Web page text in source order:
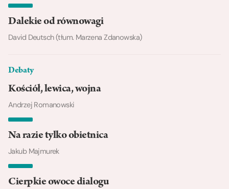
Dalekie od równowagi
David Deutsch (tłum. Marzena Zdanowska)
Debaty
Kościół, lewica, wojna
Andrzej Romanowski
Na razie tylko obietnica
Jakub Majmurek
Cierpkie owoce dialogu